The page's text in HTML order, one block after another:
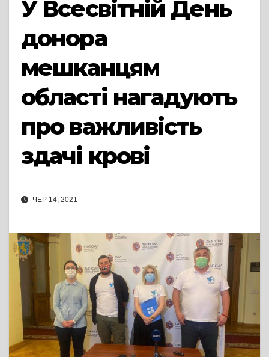
У Всесвітній День
донора
мешканцям
області нагадують
про важливість
здачі крові
ЧЕР 14, 2021